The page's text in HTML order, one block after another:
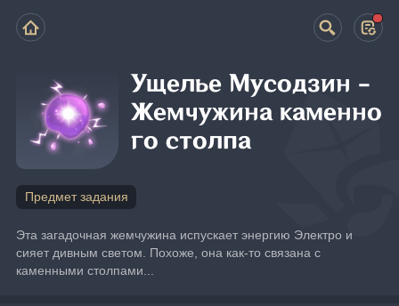
Ущелье Мусодзин -
Жемчужина каменно
го столпа
Предмет задания
Эта загадочная жемчужина испускает энергию Электро и
сияет дивным светом. Похоже, она как-то связана с
каменными столпами...